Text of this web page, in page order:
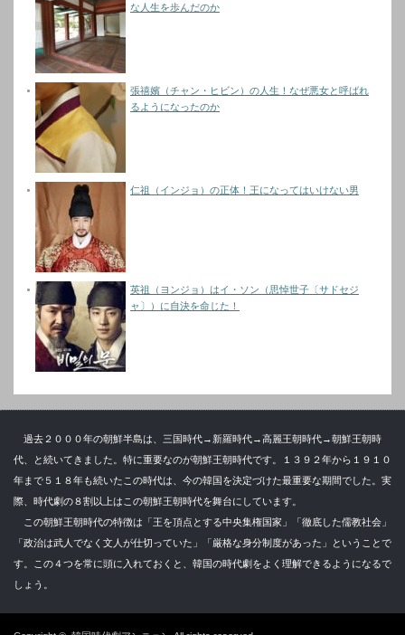
な人生を歩んだのか
張禧嬪（チャン・ヒビン）の人生！なぜ悪女と呼ばれ
るようになったのか
仁祖（インジョ）の正体！王になってはいけない男
英祖（ヨンジョ）はイ・ソン（思悼世子〔サドセジ
ャ〕）に自決を命じた！
過去２０００年の朝鮮半島は、三国時代→新羅時代→高麗王朝時代→朝鮮王朝時
代、と続いてきました。特に重要なのが朝鮮王朝時代です。１３９２年から１９１０
年まで５１８年も続いたこの時代は、今の韓国を決定づけた最重要な期間でした。実
際、時代劇の８割以上はこの朝鮮王朝時代を舞台にしています。
この朝鮮王朝時代の特徴は「王を頂点とする中央集権国家」「徹底した儒教社会」
「政治は武人でなく文人が仕切っていた」「厳格な身分制度があった」ということで
す。この４つを常に頭に入れておくと、韓国の時代劇をよく理解できるようになるで
しょう。